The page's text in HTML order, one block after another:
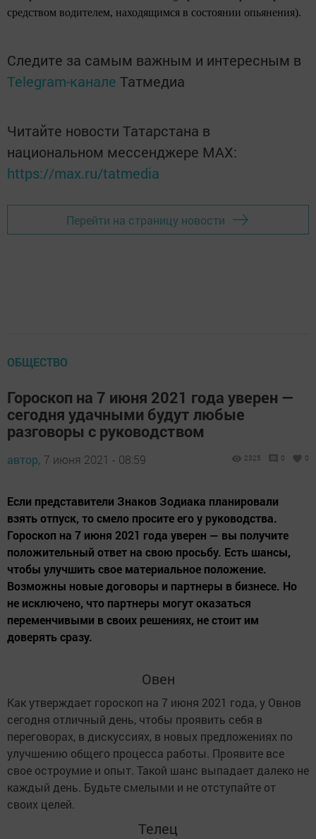
средством водителем, находящимся в состоянии опьянения).
Следите за самым важным и интересным в
Telegram-канале Татмедиа
Читайте новости Татарстана в
национальном мессенджере MАХ:
https://max.ru/tatmedia
Перейти на страницу новости
ОБЩЕСТВО
Гороскоп на 7 июня 2021 года уверен —
сегодня удачными будут любые
разговоры с руководством
автор, 7 июня 2021 - 08:59 2325 0 0
Если представители Знаков Зодиака планировали
взять отпуск, то смело просите его у руководства.
Гороскоп на 7 июня 2021 года уверен — вы получите
положительный ответ на свою просьбу. Есть шансы,
чтобы улучшить свое материальное положение.
Возможны новые договоры и партнеры в бизнесе. Но
не исключено, что партнеры могут оказаться
переменчивыми в своих решениях, не стоит им
доверять сразу.
Овен
Как утверждает гороскоп на 7 июня 2021 года, у Овнов
сегодня отличный день, чтобы проявить себя в
переговорах, в дискуссиях, в новых предложениях по
улучшению общего процесса работы. Проявите все
свое остроумие и опыт. Такой шанс выпадает далеко не
каждый день. Будьте смелыми и не отступайте от
своих целей.
Телец